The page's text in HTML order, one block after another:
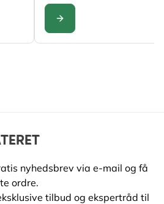
KONFIGURER
nyhedsbrev via e-mail og få
ordre.
tilbud og ekspertråd til